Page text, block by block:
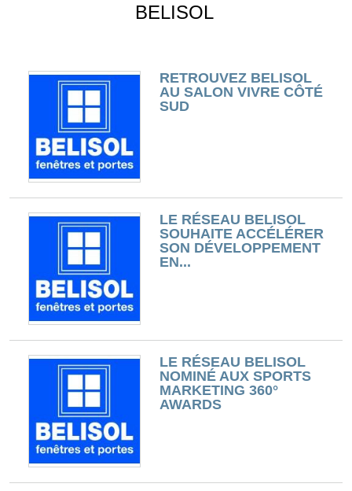
BELISOL
RETROUVEZ BELISOL
AU SALON VIVRE CÔTÉ
SUD
LE RÉSEAU BELISOL
SOUHAITE ACCÉLÉRER
SON DÉVELOPPEMENT
EN...
LE RÉSEAU BELISOL
NOMINÉ AUX SPORTS
MARKETING 360°
AWARDS